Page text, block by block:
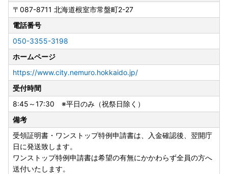
〒087-8711 北海道根室市常盤町2-27
電話番号
050-3355-3198
ホームページ
https://www.city.nemuro.hokkaido.jp/
受付時間
8:45～17:30 ※平日のみ（祝祭日除く）
備考
受領証明書・ワンストップ特例申請書は、入金確認後、翌開庁
日に発送致します。
ワンストップ特例申請書は希望の有無にかかわらず全員の方へ
送付いたします。